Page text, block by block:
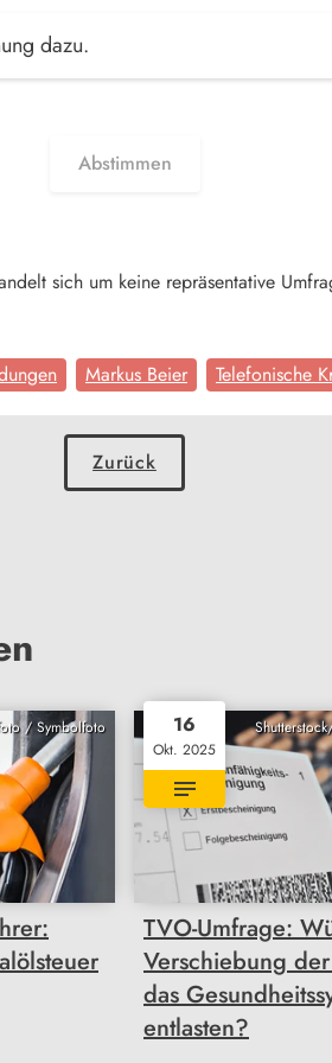
dazu.
Abstimmen
sich um keine repräsentative
Markus Beier Telefonische
Zurück
/ Symbolfoto 16
Okt. 2025
TVO-Umfrage:
Verschiebung
das
entlasten?